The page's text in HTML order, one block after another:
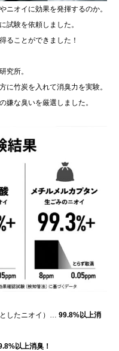
ニオイに効果を発揮するのか。
試験を依頼しました。
ることができました！
究所。
に竹炭を入れて消臭力を実験。
嫌な臭いを厳選しました。
したニオイ）… 99.8%以上消
以上消臭！